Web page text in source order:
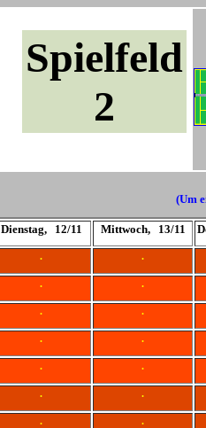
Spielfeld
2
(Um
Dienstag, 12/11 Mittwoch, 13/11
. .
. .
. .
. .
. .
. .
. .